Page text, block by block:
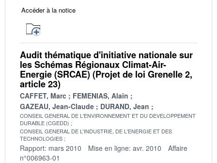
Accéder à la notice
Audit thématique d'initiative nationale sur
les Schémas Régionaux Climat-Air-
Energie (SRCAE) (Projet de loi Grenelle 2,
article 23)
CAFFET, Marc
FEMENIAS, Alain
GAZEAU, Jean-Claude
DURAND, Jean
CONSEIL GENERAL DE L'ENVIRONNEMENT ET DU DEVELOPPEMENT
DURABLE (CGEDD)
CONSEIL GENERAL DE L'INDUSTRIE, DE L'ENERGIE ET DES
TECHNOLOGIES
Rapport: mars 2010 Mise en ligne: avr. 2010
Affaire
n°006963-01